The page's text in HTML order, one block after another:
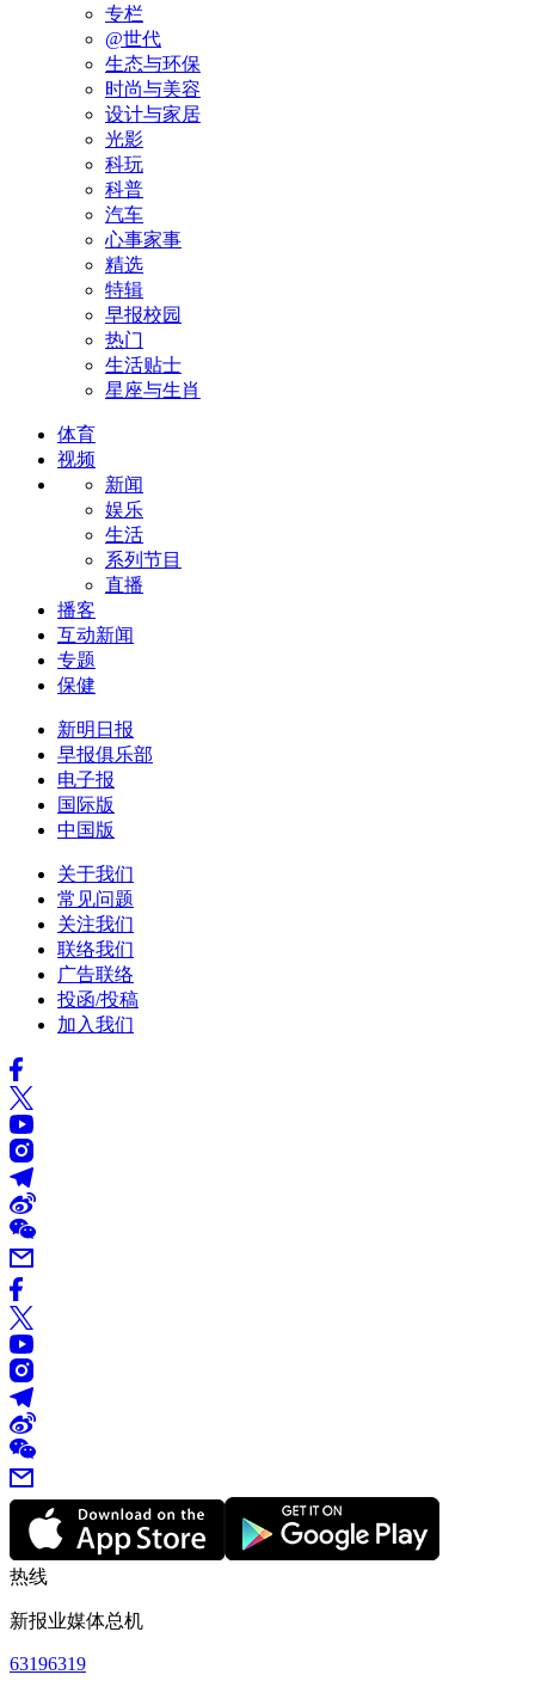
专栏
@世代
生态与环保
时尚与美容
设计与家居
光影
科玩
科普
汽车
心事家事
精选
特辑
早报校园
热门
生活贴士
星座与生肖
体育
视频
新闻
娱乐
生活
系列节目
直播
播客
互动新闻
专题
保健
新明日报
早报俱乐部
电子报
国际版
中国版
关于我们
常见问题
关注我们
联络我们
广告联络
投函/投稿
加入我们
热线
新报业媒体总机
63196319